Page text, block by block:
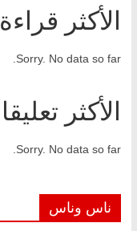
الأكثر قراءة
Sorry. No data so far.
الأكثر تعليقا
Sorry. No data so far.
ناس وناس